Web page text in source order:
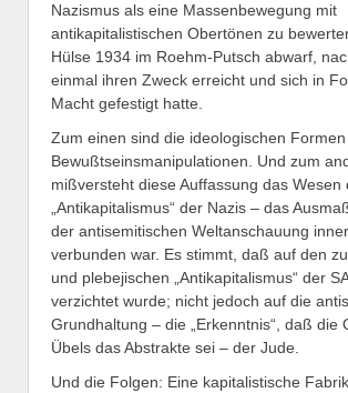
Nazismus als eine Massenbewegung mit
antikapitalistischen Obertönen zu
Hülse 1934 im Roehm-Putsch abwarf,
einmal ihren Zweck erreicht und sich in
Macht gefestigt hatte.
Zum einen sind die ideologischen
Bewußtseinsmanipulationen. Und zum
mißversteht diese Auffassung das Wesen
„Antikapitalismus“ der Nazis – das
der antisemitischen Weltanschauung
verbunden war. Es stimmt, daß auf den
und plebejischen „Antikapitalismus“ der
verzichtet wurde; nicht jedoch auf die
Grundhaltung – die „Erkenntnis“, daß die
Übels das Abstrakte sei – der Jude.
Und die Folgen: Eine kapitalistische